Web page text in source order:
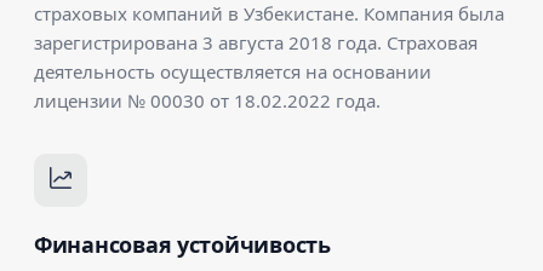
страховых компаний в Узбекистане. Компания была
зарегистрирована 3 августа 2018 года. Страховая
деятельность осуществляется на основании
лицензии № 00030 от 18.02.2022 года.
Финансовая устойчивость